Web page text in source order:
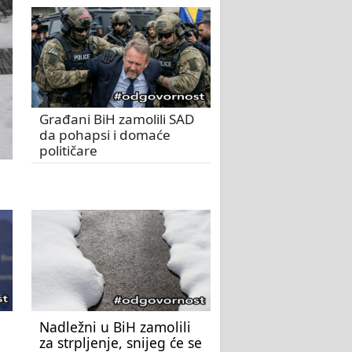
Građani BiH zamolili SAD
da pohapsi i domaće
političare
Nadležni u BiH zamolili
za strpljenje, snijeg će se